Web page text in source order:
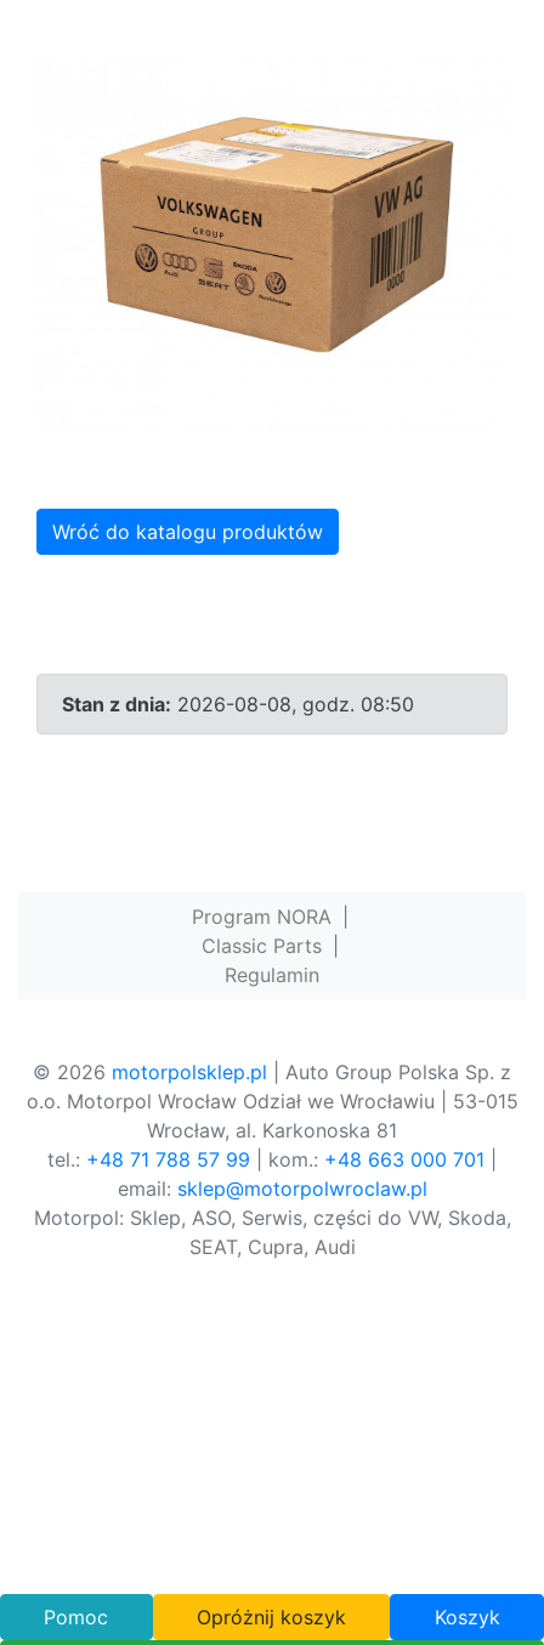
Wróć do katalogu produktów
Stan z dnia: 2026-08-08, godz. 08:50
Program NORA
Classic Parts
Regulamin
© 2026 motorpolsklep.pl | Auto Group Polska Sp. z
o.o. Motorpol Wrocław Odział we Wrocławiu | 53-015
Wrocław, al. Karkonoska 81
tel.: +48 71 788 57 99 | kom.: +48 663 000 701
email: sklep@motorpolwroclaw.pl
Motorpol: Sklep, ASO, Serwis, części do VW, Skoda,
SEAT, Cupra, Audi
Pomoc Opróżnij koszyk Koszyk